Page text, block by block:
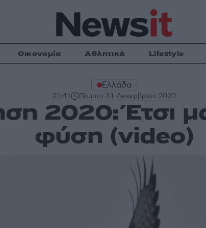
Οικονομία Αθλητικά Lifestyle
Ελλάδα
21:41 Πέμπτη 31 Δεκεμβρίου 2020
2020: Έτσι
φύση (video)